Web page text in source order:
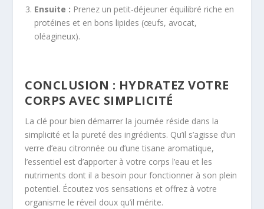
Ensuite : Prenez un petit-déjeuner équilibré riche en
protéines et en bons lipides (œufs, avocat,
oléagineux).
CONCLUSION : HYDRATEZ VOTRE
CORPS AVEC SIMPLICITÉ
La clé pour bien démarrer la journée réside dans la
simplicité et la pureté des ingrédients. Qu’il s’agisse d’un
verre d’eau citronnée ou d’une tisane aromatique,
l’essentiel est d’apporter à votre corps l’eau et les
nutriments dont il a besoin pour fonctionner à son plein
potentiel. Écoutez vos sensations et offrez à votre
organisme le réveil doux qu’il mérite.